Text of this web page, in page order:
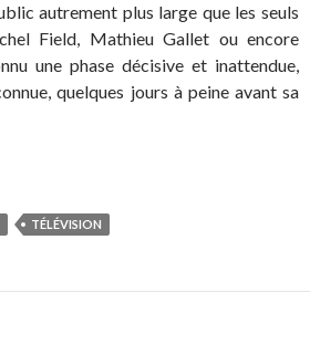
autrement plus large que les seuls
Field, Mathieu Gallet ou encore
une phase décisive et inattendue,
quelques jours à peine avant sa
TÉLÉVISION